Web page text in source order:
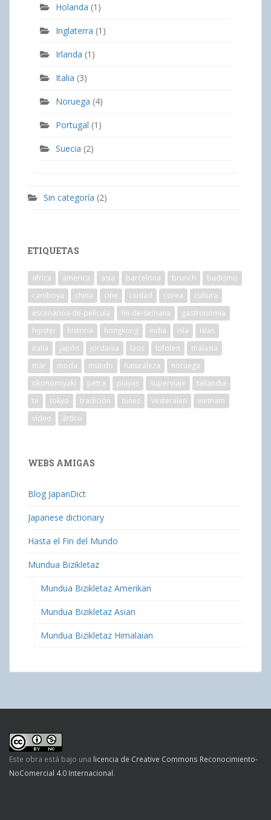
Holanda (1)
Inglaterra (1)
Irlanda (1)
Italia (3)
Noruega (4)
Portugal (1)
Suecia (2)
Sin categoría (2)
ETIQUETAS
africa america asia barcelona brunch
budismo
camboya
china cine ciudad corea
cultura
escenarios-de-película
fin-de-semana
gastronomía
hipster
historia hongkong india isla
islas
italia
japón jordania laos lofoten
malasia
mar
moda mundo naturaleza
noruega
okonomiyaki
petra playas superviaje
tailandia
te
tokyo tradición túnez vesteralen
vietnam
vídeo
ártico
WEBS AMIGAS
Blog JapanDict
Japanese dictionary
Hasta el Fin del Mundo
Mundua Bizikletaz
Mundua Bizikletaz Amerikan
Mundua Bizikletaz Asian
Mundua Bizikletaz Himalaian
Este obra está bajo una licencia de Creative Commons Reconocimiento-
NoComercial 4.0 Internacional.